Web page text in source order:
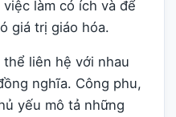
làm có ích và để
giá trị giáo hóa.
thể liên hệ với nhau
nghĩa. Công phu,
yếu mô tả những